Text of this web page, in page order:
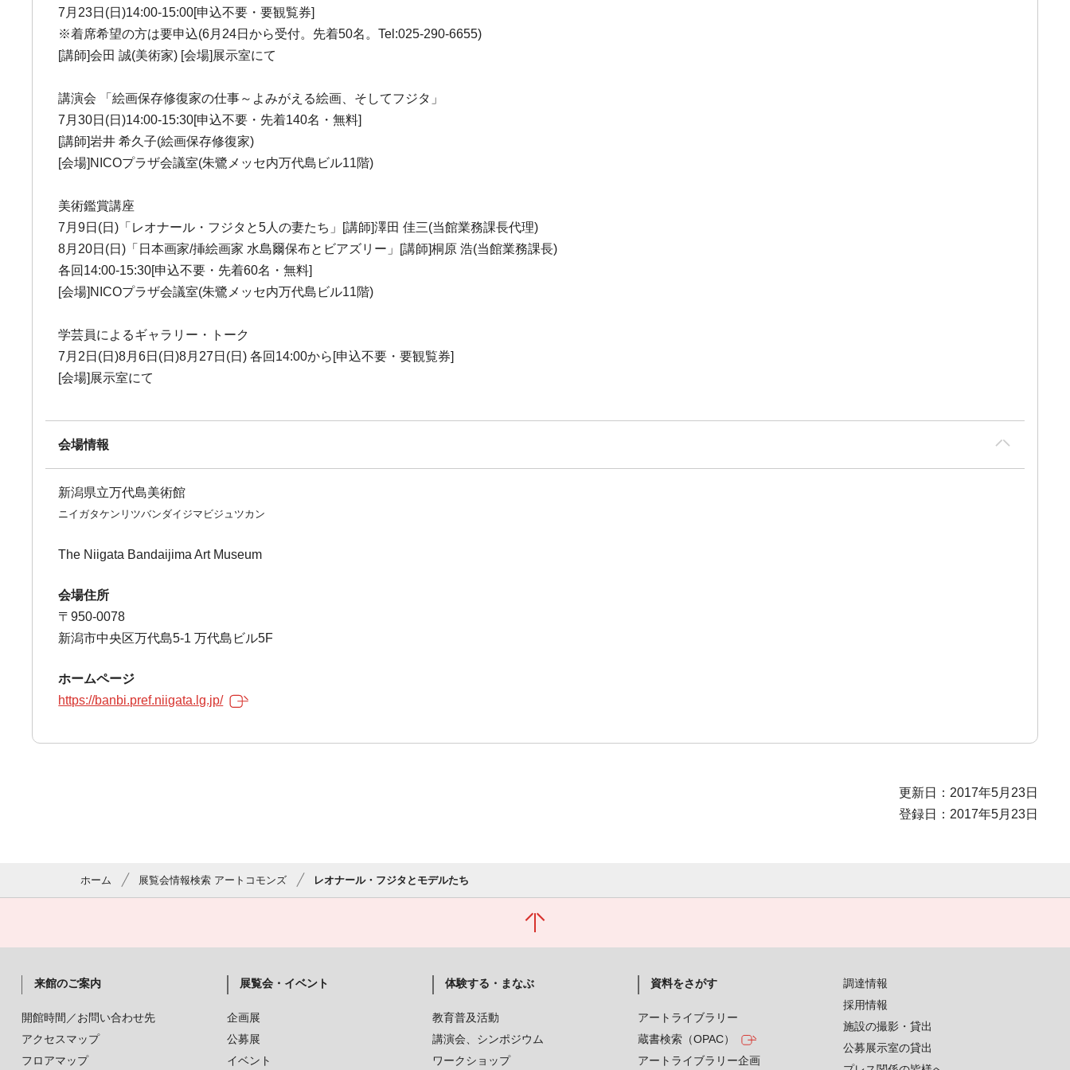
7月23日(日)14:00-15:00[申込不要・要観覧券]
※着席希望の方は要申込(6月24日から受付。先着50名。Tel:025-290-6655)
[講師]会田 誠(美術家) [会場]展示室にて
講演会 「絵画保存修復家の仕事～よみがえる絵画、そしてフジタ」
7月30日(日)14:00-15:30[申込不要・先着140名・無料]
[講師]岩井 希久子(絵画保存修復家)
[会場]NICOプラザ会議室(朱鷺メッセ内万代島ビル11階)
美術鑑賞講座
7月9日(日)「レオナール・フジタと5人の妻たち」[講師]澤田 佳三(当館業務課長代理)
8月20日(日)「日本画家/挿絵画家 水島爾保布とビアズリー」[講師]桐原 浩(当館業務課長)
各回14:00-15:30[申込不要・先着60名・無料]
[会場]NICOプラザ会議室(朱鷺メッセ内万代島ビル11階)
学芸員によるギャラリー・トーク
7月2日(日)8月6日(日)8月27日(日) 各回14:00から[申込不要・要観覧券]
[会場]展示室にて
会場情報
新潟県立万代島美術館
ニイガタケンリツバンダイジマビジュツカン
The Niigata Bandaijima Art Museum
会場住所
〒950-0078
新潟市中央区万代島5-1 万代島ビル5F
ホームページ
https://banbi.pref.niigata.lg.jp/
更新日：2017年5月23日
登録日：2017年5月23日
ホーム 展覧会情報検索 アートコモンズ レオナール・フジタとモデルたち
来館のご案内
開館時間／お問い合わせ先
アクセスマップ
フロアマップ
展覧会・イベント
企画展
公募展
イベント
体験する・まなぶ
教育普及活動
講演会、シンポジウム
ワークショップ
資料をさがす
アートライブラリー
蔵書検索（OPAC）
アートライブラリー企画
調達情報
採用情報
施設の撮影・貸出
公募展示室の貸出